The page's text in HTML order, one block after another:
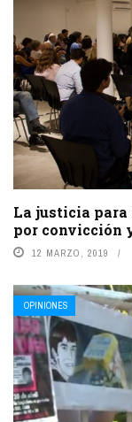
La justicia para
por convicción
12 MARZO, 2019
OPINIONES